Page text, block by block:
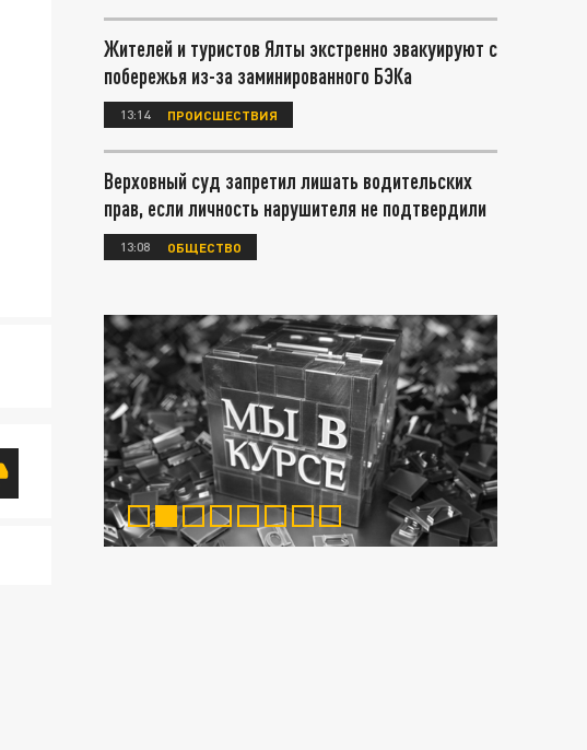
Жителей и туристов Ялты экстренно эвакуируют с
побережья из-за заминированного БЭКа
13:14 ПРОИСШЕСТВИЯ
Верховный суд запретил лишать водительских
прав, если личность нарушителя не подтвердили
13:08 ОБЩЕСТВО